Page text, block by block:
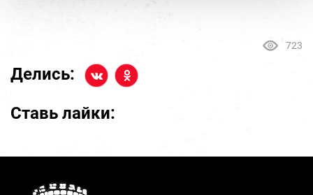
723
Делись:
Ставь лайки: